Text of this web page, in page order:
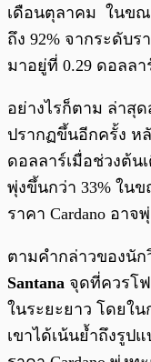
เดือนตุลาคม ในข
ถึง 92% จากระดับร
มาอยู่ที่ 0.29 ดอลลา
อย่างไรก็ตาม ล่าสุ
ปรากฏขึ้นอีกครั้ง ห
ดอลลาร์เมื่อช่วงต้น
พุ่งขึ้นกว่า 33% ใน
ราคา Cardano อา
ตามคำกล่าวของนัก
Santana จุดที่ควรโฟ
ในระยะยาว โดยใน
เขาได้เน้นย้ำถึงรูป